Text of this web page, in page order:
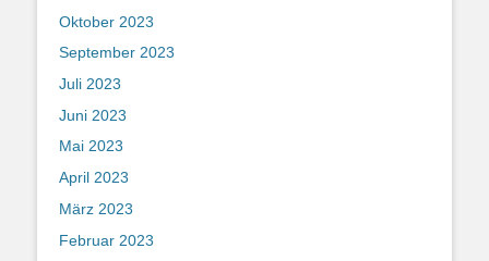
Oktober 2023
September 2023
Juli 2023
Juni 2023
Mai 2023
April 2023
März 2023
Februar 2023